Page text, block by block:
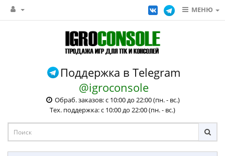
МЕНЮ
Поддержка в Telegram
@igroconsole
Обраб. заказов: с 10:00 до 22:00 (пн. - вс.)
Тех. поддержка: с 10:00 до 22:00 (пн. - вс.)